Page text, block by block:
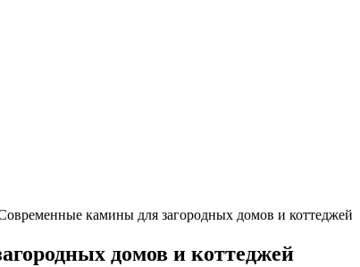
камины для загородных домов и коттеджей
домов и коттеджей